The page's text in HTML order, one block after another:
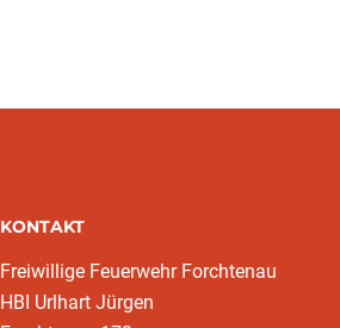
KONTAKT
Freiwillige Feuerwehr Forchtenau
HBI Urlhart Jürgen